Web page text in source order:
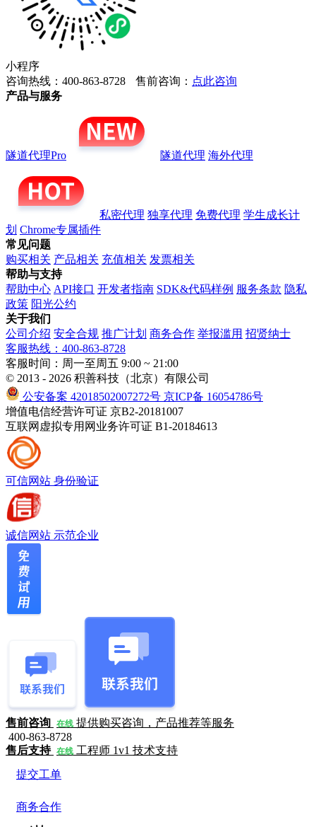
小程序
咨询热线：400-863-8728
售前咨询： 点此咨询
产品与服务
隧道代理Pro 隧道代理 海外代理
私密代理 独享代理 免费代理 学生成长计
划 Chrome专属插件
常见问题
购买相关 产品相关 充值相关 发票相关
帮助与支持
帮助中心 API接口 开发者指南 SDK&代码样例 服务条款 隐私
政策 阳光公约
关于我们
公司介绍 安全合规 推广计划 商务合作 举报滥用 招贤纳士
客服热线：400-863-8728
客服时间：周一至周五 9:00 ~ 21:00
© 2013 - 2026 积善科技（北京）有限公司
公安备案 42018502007272号 京ICP备 16054786号
增值电信经营许可证 京B2-20181007
互联网虚拟专用网业务许可证 B1-20184613
可信网站 身份验证
诚信网站 示范企业
售前咨询 在线 提供购买咨询，产品推荐等服务
400-863-8728
售后支持 在线 工程师 1v1 技术支持
提交工单
商务合作